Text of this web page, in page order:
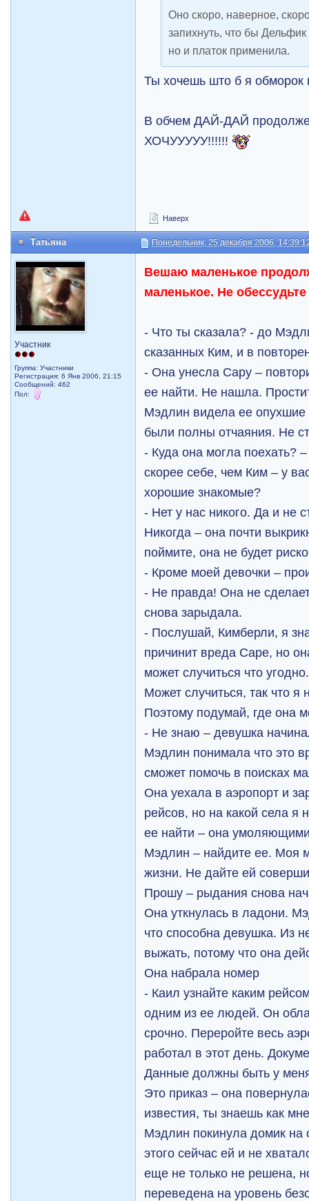
Оно скоро, наверное,
запихнуть, что бы
но и платок применила.
Ты хочешь што б я
В обчем ДАЙ-ДАЙ
ХОЧУУУУУ!!!!!!
Наверх
Татьяна Понедельник, 25 декабря 2006,
Участник
Группа: Участники
Регистрация: 6 Янв 2006, 21:15
Сообщений: 462
Пол:
Вешаю маленькое
маленькое. Не
- Что ты сказала? - до
сказанных Ким, и в
- Она унесла Сару –
ее найти. Не нашла.
Мэдлин видела ее опухшие
были полны отчаяния. Не
- Куда она могла поехать?
скорее себе, чем Ким – у
хорошие знакомые?
- Нет у нас никого. Да и не
Никогда – она почти
поймите, она не будет
- Кроме моей девочки –
- Не правда! Она не
снова зарыдала.
- Послушай, Кимберли, я
причинит вреда Саре, но
может случиться что
Может случиться, так что я
Поэтому подумай, где она
- Не знаю – девушка
Мэдлин понимала что это
сможет помочь в поисках
Она уехала в аэропорт и
рейсов, но на какой села я
ее найти – она
Мэдлин – найдите ее. Моя
жизни. Не дайте ей
Прошу – рыдания снова
Она уткнулась в ладони.
что способна девушка. Из
выжать, потому что она
Она набрала номер
- Каил узнайте каким
одним из ее людей. Он
срочно. Переройте весь
работал в этот день.
Данные должны быть у
Это приказ – она
известия, ты знаешь как
Мэдлин покинула домик на
этого сейчас ей и не
еще не только не решена,
переведена на уровень